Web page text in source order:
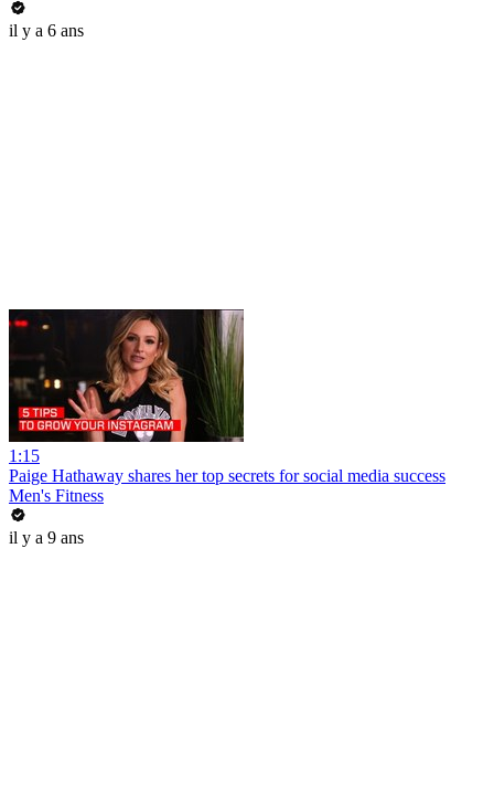
il y a 6 ans
1:15
Paige Hathaway shares her top secrets for social media success
Men's Fitness
il y a 9 ans